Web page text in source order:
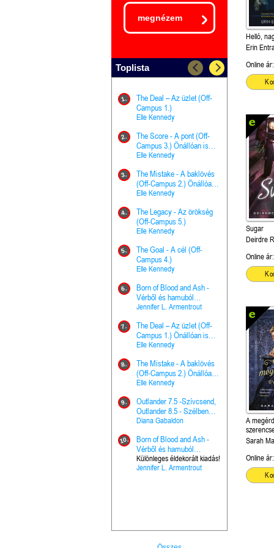
megnézem
Toplista
1.
The Deal – Az üzlet (Off-
Campus 1.)
Elle Kennedy
2.
The Score - A pont (Off-
Campus 3.) Önállóan is
olvasható!
Elle Kennedy
3.
The Mistake - A baklövés
(Off-Campus 2.) Önállóan
is olvasható!
Elle Kennedy
4.
The Legacy - Az örökség
(Off-Campus 5.)
Elle Kennedy
5.
The Goal - A cél (Off-
Campus 4.)
Elle Kennedy
6.
Born of Blood and Ash -
Vérből és hamuból
született (Hús és tűz 4.)
Jennifer L. Armentrout
7.
The Deal – Az üzlet (Off-
Campus 1.) Önállóan is
olvasható!
Elle Kennedy
8.
The Mistake - A baklövés
(Off-Campus 2.) Önállóan
is olvasható!
Elle Kennedy
9.
Outlander 7.5 -Szívcsend,
Outlander 8.5 - Szélben
sodródó falevél
Diana Gabaldon
10.
Born of Blood and Ash -
Vérből és hamuból
született (Hús és tűz 4.)
Különleges éldekorált kiadás!
Jennifer L. Armentrout
olvasható!
Elle
Grace
Kegyelem
Jennifer
The
Campus 3.)
Elle Kennedy
The
(A csont
Harper L.
The
the Priest - Vallomások: A
Ella Frank
trón
kiadás!
Marie
A téli
munkafüzet
Bayné
From the
Krónikák
Kresley
Ashen
trón
Marie
Outlander
sodródó
Diana
Helló,
Erin
Online ár:
Sugar
Deirdre
Online ár:
A
Önállóan
Sarah
Online ár: